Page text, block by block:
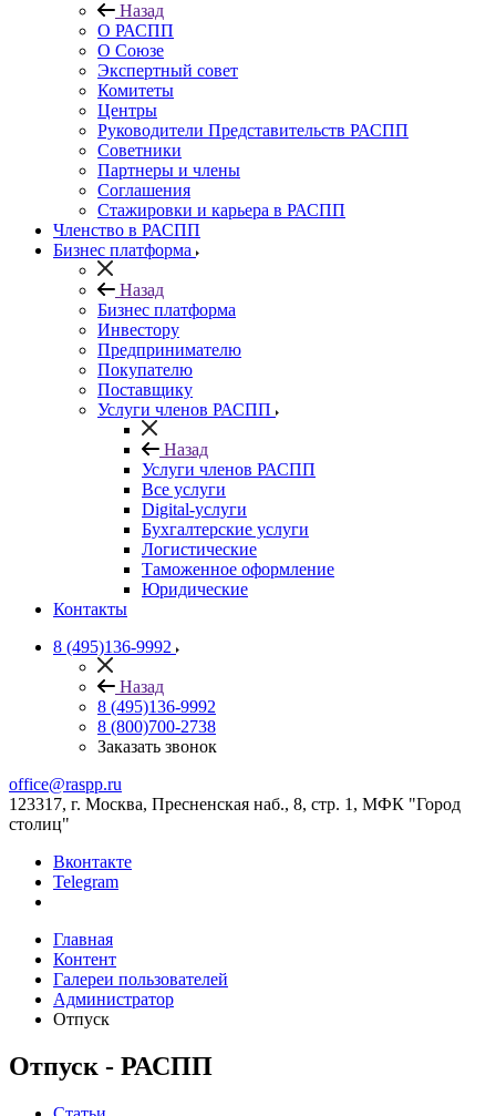
Назад
О РАСПП
О Союзе
Экспертный совет
Комитеты
Центры
Руководители Представительств РАСПП
Советники
Партнеры и члены
Соглашения
Стажировки и карьера в РАСПП
Членство в РАСПП
Бизнес платформа
Назад
Бизнес платформа
Инвестору
Предпринимателю
Покупателю
Поставщику
Услуги членов РАСПП
Назад
Услуги членов РАСПП
Все услуги
Digital-услуги
Бухгалтерские услуги
Логистические
Таможенное оформление
Юридические
Контакты
8 (495)136-9992
Назад
8 (495)136-9992
8 (800)700-2738
Заказать звонок
office@raspp.ru
123317, г. Москва, Пресненская наб., 8, стр. 1, МФК "Город
столиц"
Вконтакте
Telegram
Главная
Контент
Галереи пользователей
Администратор
Отпуск
Отпуск - РАСПП